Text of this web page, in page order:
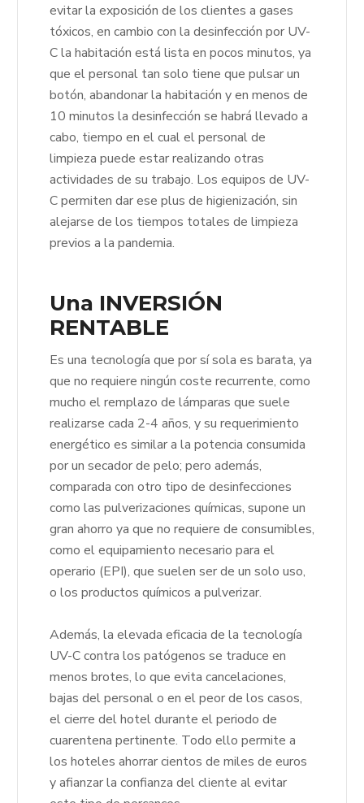
evitar la exposición de los clientes a gases
tóxicos, en cambio con la desinfección por UV-
C la habitación está lista en pocos minutos, ya
que el personal tan solo tiene que pulsar un
botón, abandonar la habitación y en menos de
10 minutos la desinfección se habrá llevado a
cabo, tiempo en el cual el personal de
limpieza puede estar realizando otras
actividades de su trabajo. Los equipos de UV-
C permiten dar ese plus de higienización, sin
alejarse de los tiempos totales de limpieza
previos a la pandemia.
Una INVERSIÓN
RENTABLE
Es una tecnología que por sí sola es barata, ya
que no requiere ningún coste recurrente, como
mucho el remplazo de lámparas que suele
realizarse cada 2-4 años, y su requerimiento
energético es similar a la potencia consumida
por un secador de pelo; pero además,
comparada con otro tipo de desinfecciones
como las pulverizaciones químicas, supone un
gran ahorro ya que no requiere de consumibles,
como el equipamiento necesario para el
operario (EPI), que suelen ser de un solo uso,
o los productos químicos a pulverizar.
Además, la elevada eficacia de la tecnología
UV-C contra los patógenos se traduce en
menos brotes, lo que evita cancelaciones,
bajas del personal o en el peor de los casos,
el cierre del hotel durante el periodo de
cuarentena pertinente. Todo ello permite a
los hoteles ahorrar cientos de miles de euros
y afianzar la confianza del cliente al evitar